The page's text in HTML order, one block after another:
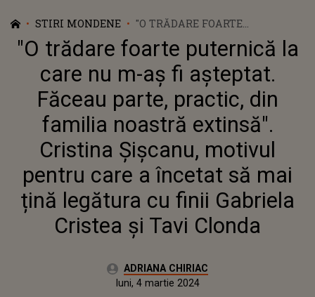
STIRI MONDENE
"O TRĂDARE FOARTE
PUTERNICĂ LA CARE NU M-AȘ
FI AȘTEPTAT. FĂCEAU PARTE,
PRACTIC, DIN FAMILIA
NOASTRĂ EXTINSĂ". CRISTINA
ȘIȘCANU, MOTIVUL PENTRU
CARE A ÎNCETAT SĂ MAI ȚINĂ
LEGĂTURA CU FINII GABRIELA
CRISTEA ȘI TAVI CLONDA
"O trădare foarte puternică la
care nu m-aș fi așteptat.
Făceau parte, practic, din
familia noastră extinsă".
Cristina Șișcanu, motivul
pentru care a încetat să mai
țină legătura cu finii Gabriela
Cristea și Tavi Clonda
Autor:ADRIANA CHIRIAC
miercuri, 28 februarie 2024Actualizat:
luni, 4 martie 2024